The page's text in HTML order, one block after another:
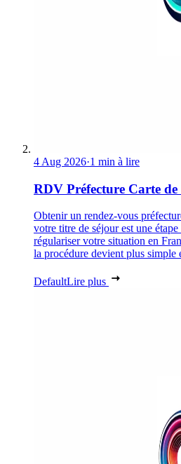
4 Aug 2026·1 min à lire
RDV Préfecture Carte
Obtenir un rendez-vous
votre titre de séjour est une
régulariser votre situation en
la procédure devient plus simple
DefaultLire plus